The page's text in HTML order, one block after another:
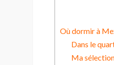
Où dormir à
Dans le
Ma